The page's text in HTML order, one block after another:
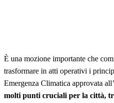
È una mozione importante che
trasformare in atti operativi i
Emergenza Climatica approvata
molti punti cruciali per la città,